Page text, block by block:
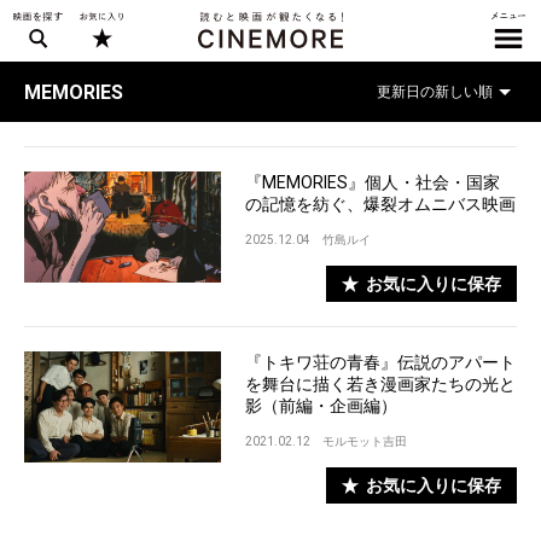
MEMORIES
『MEMORIES』個人・社会・国家
の記憶を紡ぐ、爆裂オムニバス映画
2025.12.04 竹島ルイ
お気に入りに保存
『トキワ荘の青春』伝説のアパート
を舞台に描く若き漫画家たちの光と
影（前編・企画編）
2021.02.12 モルモット吉田
お気に入りに保存